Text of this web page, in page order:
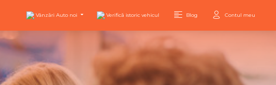
Vânzări Auto noi Verifică istoric vehicul Blog Contul meu